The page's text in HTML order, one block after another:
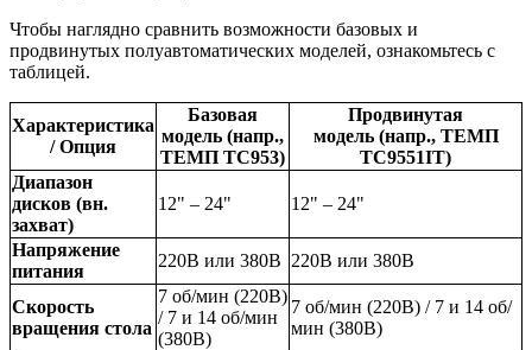
Чтобы наглядно сравнить возможности базовых и
продвинутых полуавтоматических моделей, ознакомьтесь с
таблицей.
Характеристика
/ Опция
Базовая
модель (напр.,
ТЕМП ТС953)
Продвинутая
модель(напр., ТЕМП
ТС9551IT)
Диапазон
дисков (вн.
захват)
12" – 24" 12" – 24"
Напряжение
питания
220В или 380В 220В или 380В
Скорость
вращения стола
7 об/мин (220В)
/ 7 и 14 об/мин
(380В)
7 об/мин (220В) / 7 и 14 об/
мин (380В)